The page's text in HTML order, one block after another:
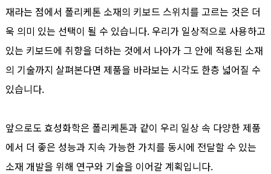
재라는 점에서 폴리케톤 소재의 키보드 스위치를 고르는 것은 더
욱 의미 있는 선택이 될 수 있습니다. 우리가 일상적으로 사용하고
있는 키보드에 취향을 더하는 것에서 나아가 그 안에 적용된 소재
의 기술까지 살펴본다면 제품을 바라보는 시각도 한층 넓어질 수
있습니다.
앞으로도 효성화학은 폴리케톤과 같이 우리 일상 속 다양한 제품
에서 더 좋은 성능과 지속 가능한 가치를 동시에 전달할 수 있는
소재 개발을 위해 연구와 기술을 이어갈 계획입니다.